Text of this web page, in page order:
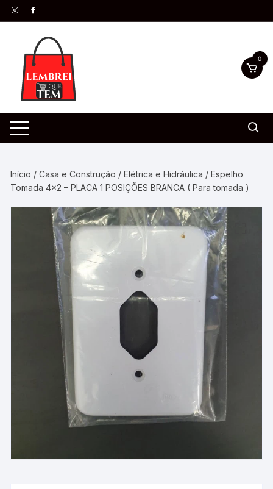
0
Início /Casa e Construção /Elétrica e Hidráulica / Espelho
Tomada 4×2 – PLACA 1 POSIÇÕES BRANCA ( Para tomada )